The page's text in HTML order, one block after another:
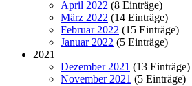
April 2022 (8 Einträge)
März 2022 (14 Einträge)
Februar 2022 (15 Einträge)
Januar 2022 (5 Einträge)
2021
Dezember 2021 (13 Einträge)
November 2021 (5 Einträge)